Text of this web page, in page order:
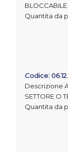
BLOCCABILE.
Quantita da
Codice:
Descrizione
SETTORE O
Quantita da